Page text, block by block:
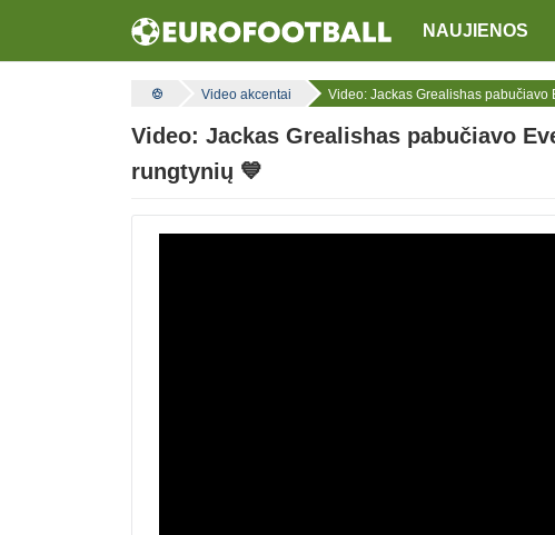
NAUJIENOS
Video akcentai Video: Jackas Grealishas pabučiavo
Video: Jackas Grealishas pabučiavo
rungtynių 💙